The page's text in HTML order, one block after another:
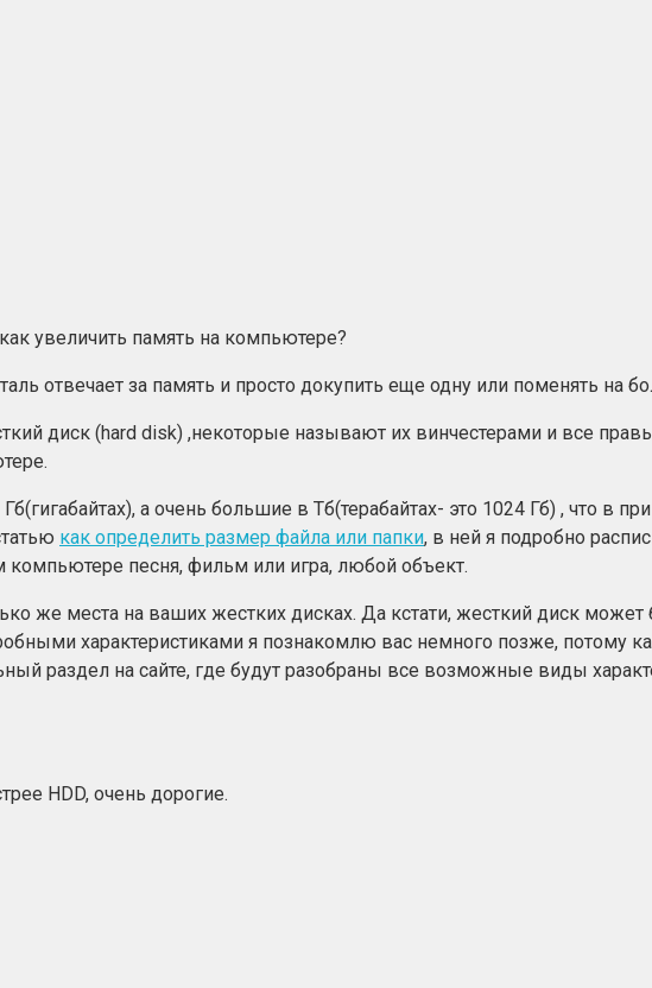
увеличить память на компьютере?
отвечает за память и просто докупить еще одну или поменять на
диск (hard disk) ,некоторые называют их винчестерами и все
а очень большие в Тб(терабайтах- это 1024 Гб) , что в
как определить размер файла или папки, в ней я подробно
компьютере песня, фильм или игра, любой объект.
же места на ваших жестких дисках. Да кстати, жесткий диск
характеристиками я познакомлю вас немного позже, потому
раздел на сайте, где будут разобраны все возможные виды
HDD, очень дорогие.